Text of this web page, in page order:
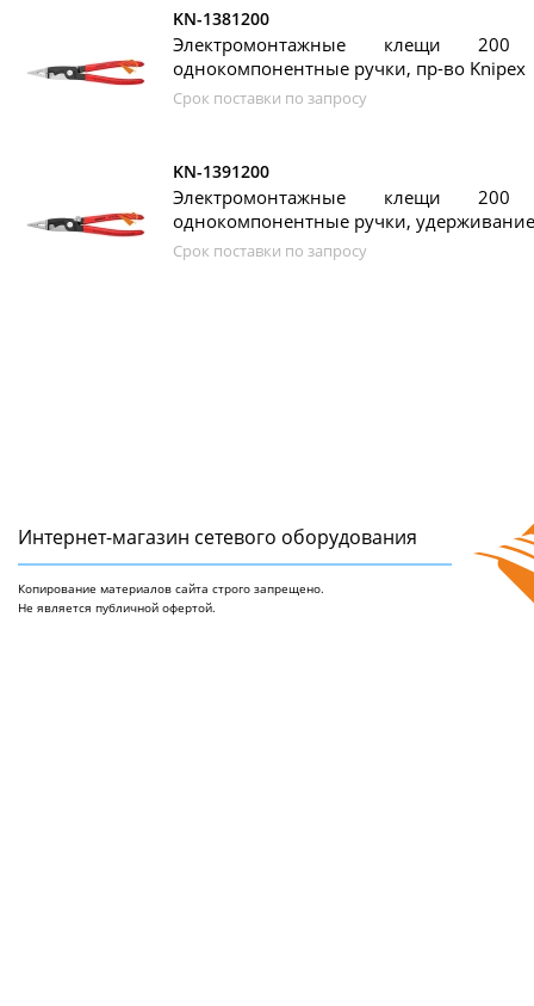
KN-1381200
Электромонтажные клещи
однокомпонентные ручки, пр-во Knipex
Срок поставки по запросу
KN-1391200
Электромонтажные клещи
однокомпонентные ручки,
Срок поставки по запросу
Интернет-магазин сетeвого оборудования
Копирование материалов сайта строго запрещено.
Не является публичной офертой.